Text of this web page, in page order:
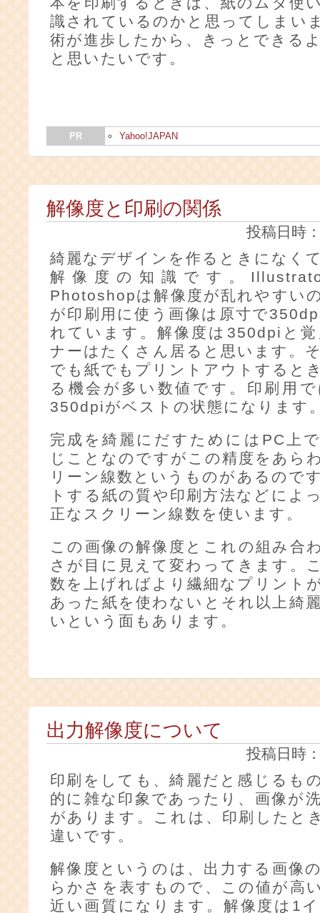
識されているのかと思ってしまい
術が進歩したから、きっとできる
と思いたいです。
PR Yahoo!JAPAN
解像度と印刷の関係
投稿日時
綺麗なデザインを作るときになく
解像度の知識です。
Photoshopは解像度が乱れやすい
が印刷用に使う画像は原寸で
れています。解像度は350dpiと
ナーはたくさん居ると思います。
でも紙でもプリントアウトすると
る機会が多い数値です。印刷用
350dpiがベストの状態になります
完成を綺麗にだすためにはPC上
じことなのですがこの精度をあら
リーン線数というものがあるので
トする紙の質や印刷方法などによ
正なスクリーン線数を使います。
この画像の解像度とこれの組み合
さが目に見えて変わってきます。
数を上げればより繊細なプリント
あった紙を使わないとそれ以上綺
いという面もあります。
出力解像度について
投稿日時
印刷をしても、綺麗だと感じるも
的に雑な印象であったり、画像が
があります。これは、印刷したと
違いです。
解像度というのは、出力する画像
らかさを表すもので、この値が高
近い画質になります。解像度は1